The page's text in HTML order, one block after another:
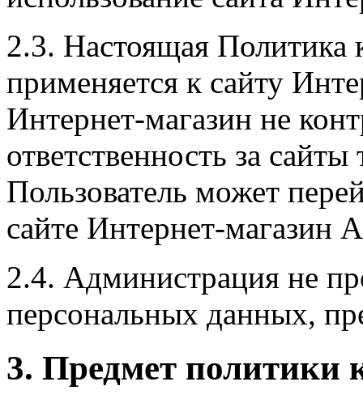
2.3. Настоящая Политика
применяется к сайту
Интернет-магазин не
ответственность за
Пользователь может
сайте Интернет-магазин
2.4. Администрация не
персональных данных,
3. Предмет политики